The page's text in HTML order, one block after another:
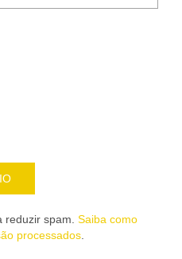
reduzir spam. Saiba como
processados